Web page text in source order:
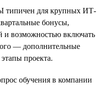
для крупных ИТ-
бонусы,
возможностью включать
— дополнительные
проекта.
обучения в компании